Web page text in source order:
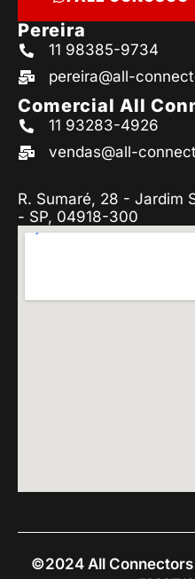
Pereira
11 98385-9734
pereira@all-
Comercial All
11 93283-4926
vendas@all-
R. Sumaré, 28 - Jardim
- SP, 04918-300
©2024 All